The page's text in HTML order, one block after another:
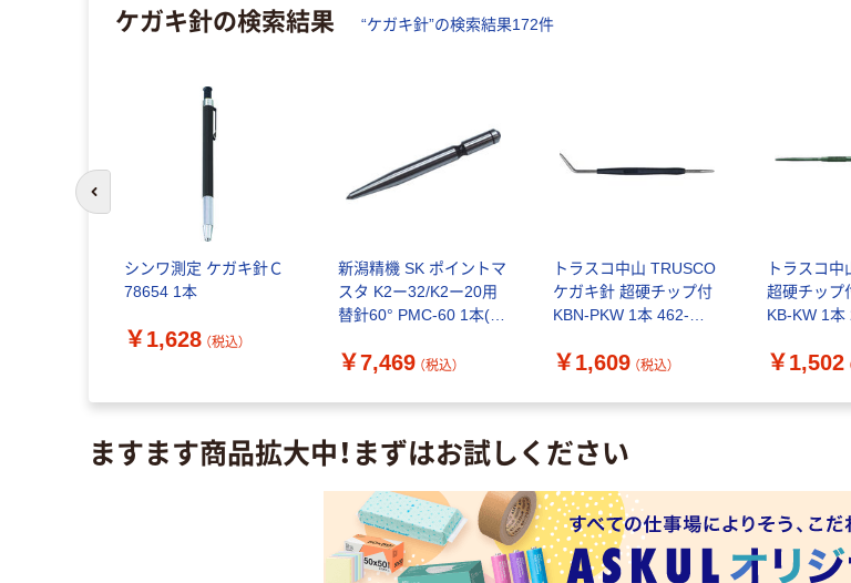
ケガキ針の検索結果 “ケガキ針”の検索結果172件
シンワ測定 ケガキ針Ｃ
78654 1本
￥1,628 （税込）
新潟精機 SK ポイントマ
スタ K2ー32/K2ー20用
替針60° PMC-60 1本(1
￥7,469 （税込）
トラスコ中山 TRUSCO
ケガキ針 超硬チップ付
KBN-PKW 1本 462-
￥1,609 （税込）
トラスコ
超硬チップ
KB-KW 1
￥1,502
ますます商品拡大中！まずはお試しください